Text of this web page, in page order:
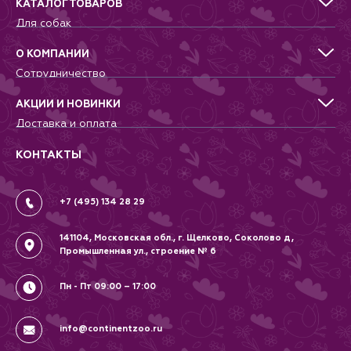
КАТАЛОГ ТОВАРОВ
Для собак
Для кошек
Для грызунов
Для птиц
Аквариумистика, пруд, море
Террариумистика
О КОМПАНИИ
Сотрудничество
Питомникам
Добрые дела
Новости
Контакты
Вопрос-Ответ
АКЦИИ И НОВИНКИ
Доставка и оплата
Гарантии и возврат
Вакансии
Политика
Соглашение
КОНТАКТЫ
+7 (495) 134 28 29
141104, Московская обл., г. Щелково, Соколово д,
Промышленная ул., строение № 6
Пн - Пт 09:00 – 17:00
info@continentzoo.ru